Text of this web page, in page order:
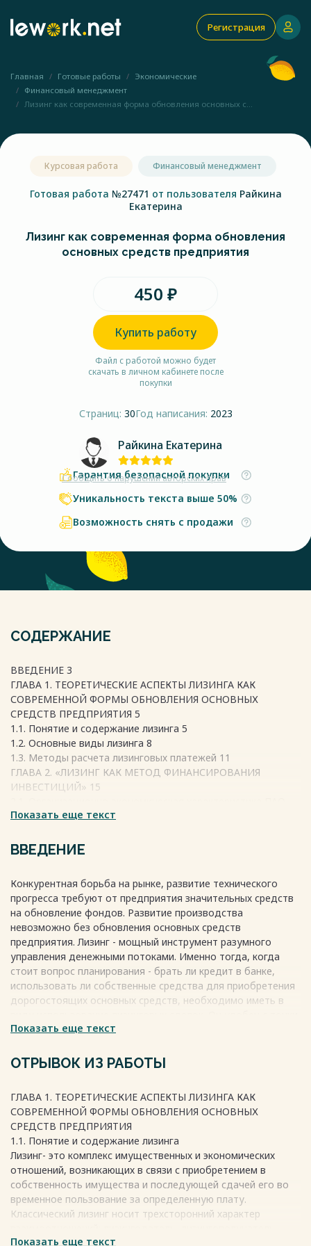
Регистрация
Главная Готовые работы
Экономические
Финансовый менеджмент
Лизинг как современная форма обновления основных с...
Курсовая работа Финансовый менеджмент
Готовая работа №27471 от пользователя Райкина
Екатерина
Лизинг как современная форма обновления
основных средств предприятия
450 ₽
Купить работу
Файл с работой можно будет
скачать в личном кабинете после
покупки
Страниц: 30Год написания: 2023
Райкина Екатерина
Сообщить о нарушении авторских прав
Гарантия безопасной покупки
Уникальность текста выше 50%
Возможность снять с продажи
СОДЕРЖАНИЕ
ВВЕДЕНИЕ 3
ГЛАВА 1. ТЕОРЕТИЧЕСКИЕ АСПЕКТЫ ЛИЗИНГА КАК
СОВРЕМЕННОЙ ФОРМЫ ОБНОВЛЕНИЯ ОСНОВНЫХ
СРЕДСТВ ПРЕДПРИЯТИЯ 5
1.1. Понятие и содержание лизинга 5
1.2. Основные виды лизинга 8
1.3. Методы расчета лизинговых платежей 11
ГЛАВА 2. «ЛИЗИНГ КАК МЕТОД ФИНАНСИРОВАНИЯ
ИНВЕСТИЦИЙ» 15
«Сбербанк» 15
«Сбербанк» 20
ГЛАВА 3. ПРЕИМУЩЕСТВА И НЕДОСТАТКИ ЛИЗИНГА 25
СПИСОК ИСПОЛЬЗУЕМОЙ ЛИТЕРАТУРЫ 30
Весь текст будет доступенпосле покупки
Показать еще текст
ВВЕДЕНИЕ
Конкурентная борьба на рынке, развитие технического
прогресса требуют от предприятия значительных средств
на обновление фондов. Развитие производства
невозможно без обновления основных средств
предприятия. Лизинг - мощный инструмент разумного
управления денежными потоками. Именно тогда, когда
стоит вопрос планирования - брать ли кредит в банке,
использовать ли собственные средства для приобретения
дорогостоящих основных средств, необходимо иметь в
зрения гибкости как оформления, так и выплат.
владение и в пользование физическим и юридическим
объектов) на основании договора лизинга. Лизинг имеет
множество преимуществ с точки зрения налогообложения,
а также безопасности предприятия.
Предмет лизинга может не ставится на баланс
лизингополучателя, в таком случае в период действия
договора лизинга он будет учитываться на балансе
лизингодателя, поэтому у лизингополучателя отпадает
необходимость платить налог на имущество с его
стоимости. А также в крайних случаях на него не может
Показать еще текст
ОТРЫВОК ИЗ РАБОТЫ
ГЛАВА 1. ТЕОРЕТИЧЕСКИЕ АСПЕКТЫ ЛИЗИНГА КАК
СОВРЕМЕННОЙ ФОРМЫ ОБНОВЛЕНИЯ ОСНОВНЫХ
СРЕДСТВ ПРЕДПРИЯТИЯ
1.1. Понятие и содержание лизинга
Лизинг- это комплекс имущественных и экономических
отношений, возникающих в связи с приобретением в
собственность имущества и последующей сдачей его во
временное пользование за определенную плату.
Классический лизинг носит трехсторонний характер
продавец (поставщик) имущества, а лизинговая операция
Показать еще текст